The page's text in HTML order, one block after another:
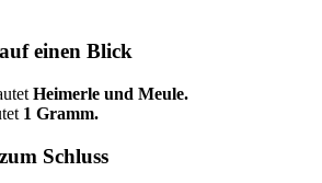
einen Blick
Heimerle und Meule.
1 Gramm.
Schluss